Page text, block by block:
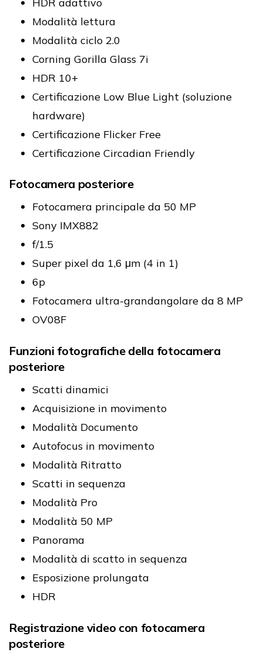
Modalità lettura
Modalità ciclo 2.0
Corning Gorilla Glass 7i
HDR 10+
Certificazione Low Blue Light (soluzione
hardware)
Certificazione Flicker Free
Certificazione Circadian Friendly
Fotocamera posteriore
Fotocamera principale da 50 MP
Sony IMX882
f/1.5
Super pixel da 1,6 μm (4 in 1)
6p
Fotocamera ultra-grandangolare da 8 MP
OV08F
Funzioni fotografiche della fotocamera
posteriore
Scatti dinamici
Acquisizione in movimento
Modalità Documento
Autofocus in movimento
Modalità Ritratto
Scatti in sequenza
Modalità Pro
Modalità 50 MP
Panorama
Modalità di scatto in sequenza
Esposizione prolungata
HDR
Registrazione video con fotocamera
posteriore